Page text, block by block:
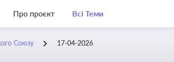
Про проєкт Всі Теми
Союзу 17-04-2026